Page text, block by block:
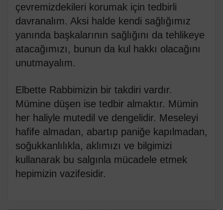
çevremizdekileri korumak için tedbirli
davranalım. Aksi halde kendi sağlığımız
yanında başkalarının sağlığını da tehlikeye
atacağımızı, bunun da kul hakkı olacağını
unutmayalım.
Elbette Rabbimizin bir takdiri vardır.
Mümine düşen ise tedbir almaktır. Mümin
her haliyle mutedil ve dengelidir. Meseleyi
hafife almadan, abartıp paniğe kapılmadan,
soğukkanlılıkla, aklımızı ve bilgimizi
kullanarak bu salgınla mücadele etmek
hepimizin vazifesidir.